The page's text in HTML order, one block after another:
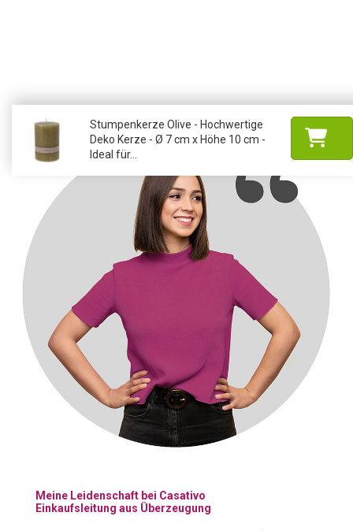
Stumpenkerze Olive - Hochwertige
Deko Kerze - Ø 7 cm x Höhe 10 cm -
Ideal für...
Meine Leidenschaft bei Casativo
Einkaufsleitung aus Überzeugung